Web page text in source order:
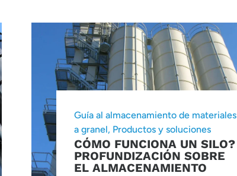
Guía al almacenamiento de materiales
a granel, Productos y soluciones
CÓMO FUNCIONA UN SILO?
PROFUNDIZACIÓN SOBRE
EL ALMACENAMIENTO